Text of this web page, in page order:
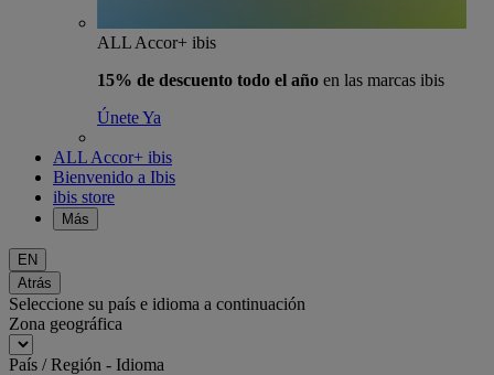
ALL Accor+ ibis
15% de descuento todo el año en las marcas ibis
Únete Ya
ALL Accor+ ibis
Bienvenido a Ibis
ibis store
Más
EN
Atrás
Seleccione su país e idioma a continuación
Zona geográfica
País / Región - Idioma